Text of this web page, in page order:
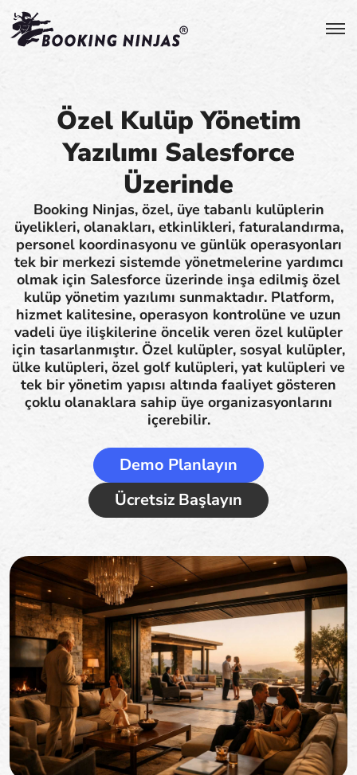
Özel Kulüp Yönetim
Yazılımı Salesforce
Üzerinde
Booking Ninjas, özel, üye tabanlı kulüplerin
üyelikleri, olanakları, etkinlikleri, faturalandırma,
personel koordinasyonu ve günlük operasyonları
tek bir merkezi sistemde yönetmelerine yardımcı
olmak için Salesforce üzerinde inşa edilmiş özel
kulüp yönetim yazılımı sunmaktadır. Platform,
hizmet kalitesine, operasyon kontrolüne ve uzun
vadeli üye ilişkilerine öncelik veren özel kulüpler
için tasarlanmıştır. Özel kulüpler, sosyal kulüpler,
ülke kulüpleri, özel golf kulüpleri, yat kulüpleri ve
tek bir yönetim yapısı altında faaliyet gösteren
çoklu olanaklara sahip üye organizasyonlarını
içerebilir.
Demo Planlayın
Ücretsiz Başlayın